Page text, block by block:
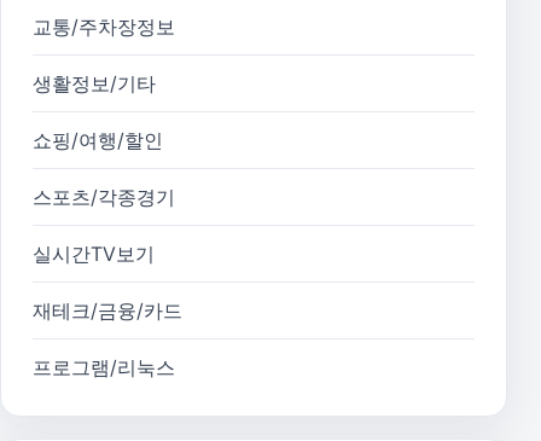
교통/주차장정보
생활정보/기타
쇼핑/여행/할인
스포츠/각종경기
실시간TV보기
재테크/금융/카드
프로그램/리눅스